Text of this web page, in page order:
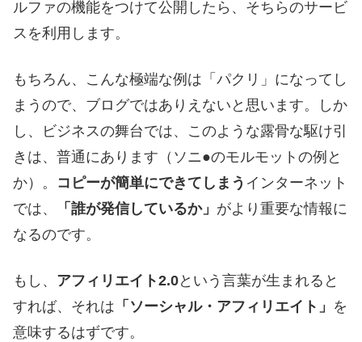
ルファの機能をつけて公開したら、そちらのサービ
スを利用します。
もちろん、こんな極端な例は「パクリ」になってし
まうので、ブログではありえないと思います。しか
し、ビジネスの舞台では、このような露骨な駆け引
きは、普通にあります（ソニ●のモルモットの例と
か）。 コピーが簡単にできてしまう インターネット
では、
「誰が発信しているか」 がより重要な情報に
なるのです。
もし、 アフィリエイト2.0という言葉が生まれると
すれば、それは 「ソーシャル・アフィリエイト」 を
意味するはずです。